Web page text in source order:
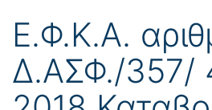
Ε.Φ.Κ.Α.
Δ.ΑΣΦ./357/